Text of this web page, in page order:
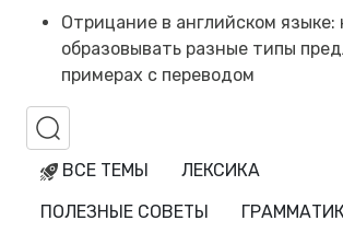
Отрицание в английском языке:
образовывать разные типы
примерах с переводом
ВСЕ ТЕМЫ
ЛЕКСИКА
ПОЛЕЗНЫЕ СОВЕТЫ